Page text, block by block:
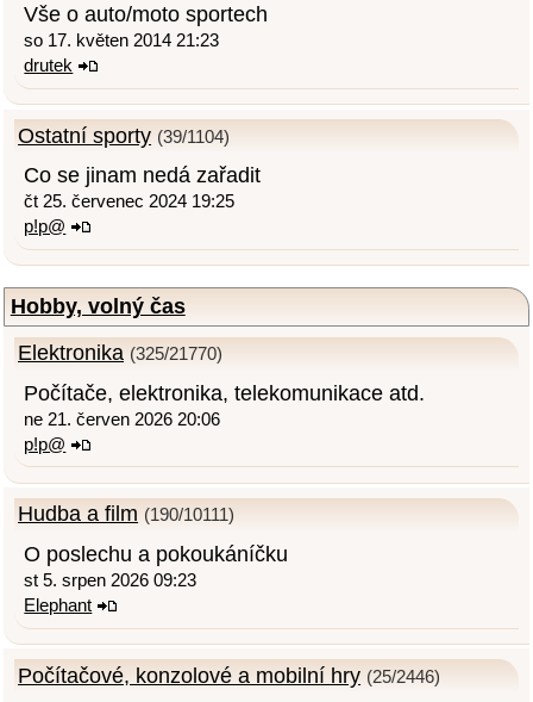
Vše o auto/moto sportech
so 17. květen 2014 21:23
drutek
Ostatní sporty (39/1104)
Co se jinam nedá zařadit
čt 25. červenec 2024 19:25
p!p@
Hobby, volný čas
Elektronika (325/21770)
Počítače, elektronika, telekomunikace atd.
ne 21. červen 2026 20:06
p!p@
Hudba a film (190/10111)
O poslechu a pokoukáníčku
st 5. srpen 2026 09:23
Elephant
Počítačové, konzolové a mobilní hry (25/2446)